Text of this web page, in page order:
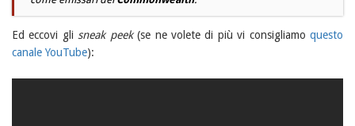
Ed eccovi gli sneak peek(se ne volete di più vi consigliamoquesto
canale YouTube):